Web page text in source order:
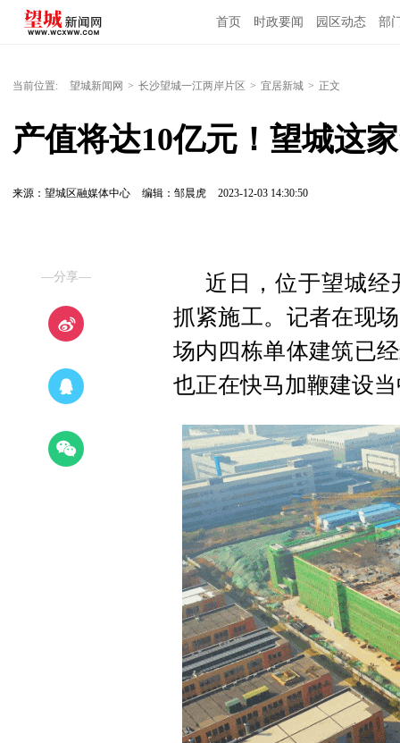
首页 时政要闻 园区动态 部
当前位置: 望城新闻网 > 长沙望城一江两岸片区 > 宜居新城 > 正文
产值将达10亿元！望城这
来源：望城区融媒体中心 编辑：邹晨虎 2023-12-03 14:30:50
—分享—
近日，位于望城经
抓紧施工。记者在现
场内四栋单体建筑已
也正在快马加鞭建设